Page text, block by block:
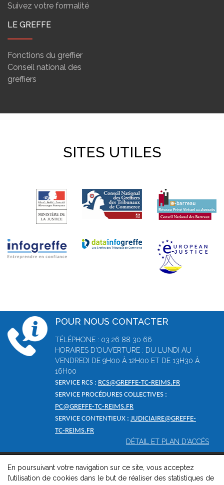
Suivez votre formalité
LE GREFFE
Fonctions du greffier
Conseil national des
greffiers
SITES UTILES
POUR NOUS CONTACTER
TÉLÉPHONE : 03 26 88 30 66
HORAIRES D'OUVERTURE : DU LUNDI AU
VENDREDI DE 9H00 À 12H00 ET DE 13H30 À
16H00
SERVICE RCS : RCS@GREFFE-TC-REIMS.FR
SERVICE PROCÉDURES COLLECTIVES :
PC@GREFFE-TC-REIMS.FR
SERVICE CONTENTIEUX : JUDICIAIRE@GREFFE-
TC-REIMS.FR
DÉTAIL ET PLAN D'ACCÈS
© 2026, Greffe du tribunal de commerce de Reims -Mentions
légales-Contact -Gestion des cookies -Politique de
En poursuivant votre navigation sur ce site, vous acceptez
l’utilisation de cookies dans le but de réaliser des statistiques de